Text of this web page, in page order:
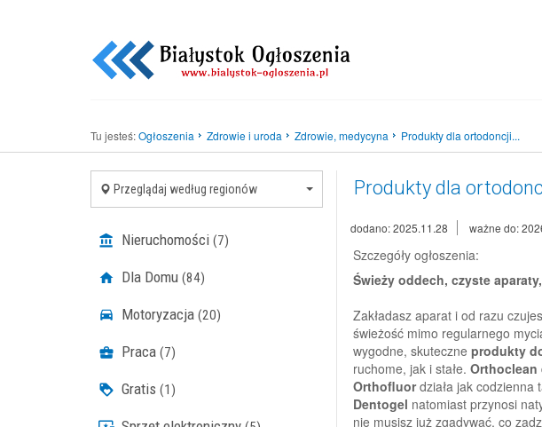
Tu jesteś:Ogłoszenia Zdrowie i uroda Zdrowie, medycyna Produkty dla ortodoncji...
Przeglądaj według regionów
Nieruchomości (7)
Dla Domu (84)
Motoryzacja (20)
Praca (7)
Gratis (1)
Produkty dla
dodano: 2025.11.28 ważne do:
Szczegóły ogłoszenia:
Świeży oddech, czyste
Zakładasz aparat i od razu
świeżość mimo regularnego
wygodne, skuteczne produkty
ruchome, jak i stałe. Orthoclean
Orthofluordziała jak codzienna
Dentogel natomiast przynosi
nie musisz już zgadywać, co